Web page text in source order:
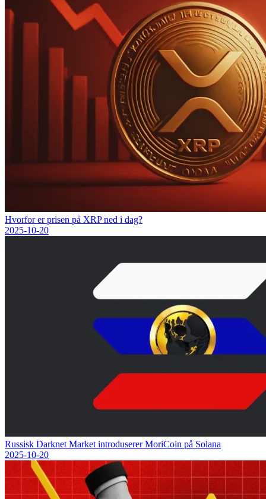
Hvorfor er prisen på XRP ned i dag?
2025-10-20
Russisk Darknet Market introduserer MoriCoin på Solana
2025-10-20